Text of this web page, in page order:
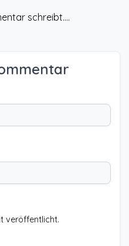
schreibt....
veröffentlicht.